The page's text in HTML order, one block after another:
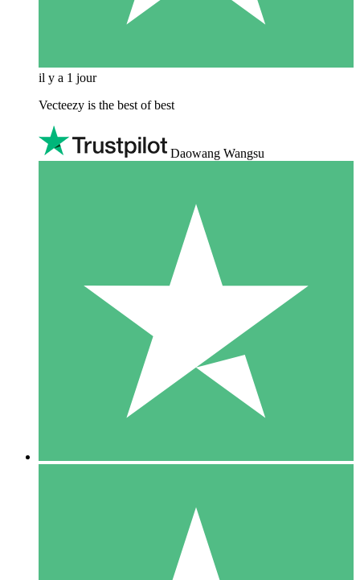
il y a 1 jour
Vecteezy is the best of best
Daowang Wangsu